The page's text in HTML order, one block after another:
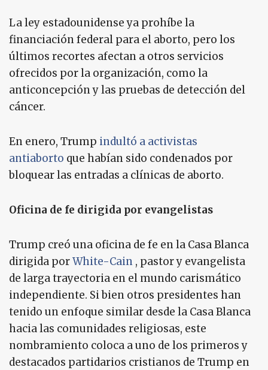
La ley estadounidense ya prohíbe la
financiación federal para el aborto, pero los
últimos recortes afectan a otros servicios
ofrecidos por la organización, como la
anticoncepción y las pruebas de detección del
cáncer.
En enero, Trump indultó a activistas
antiaborto que habían sido condenados por
bloquear las entradas a clínicas de aborto.
Oficina de fe dirigida por evangelistas
Trump creó una oficina de fe en la Casa Blanca
dirigida porWhite-Cain , pastor y evangelista
de larga trayectoria en el mundo carismático
independiente. Si bien otros presidentes han
tenido un enfoque similar desde la Casa Blanca
hacia las comunidades religiosas, este
nombramiento coloca a uno de los primeros y
destacados partidarios cristianos de Trump en